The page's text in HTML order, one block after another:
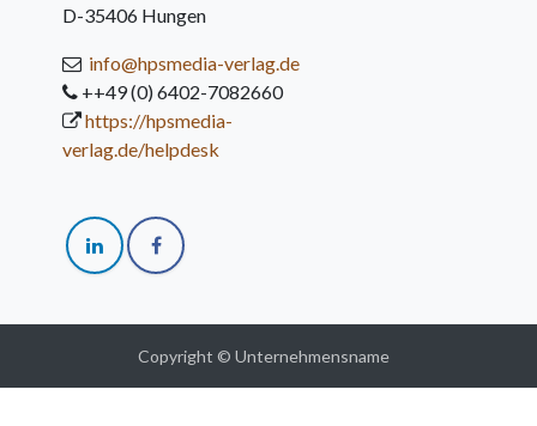
D-35406 Hungen
info@hpsmedia-verlag.de
++49 (0) 6402-7082660
https://hpsmedia-
verlag.de/helpdesk
Copyright © Unternehmensname